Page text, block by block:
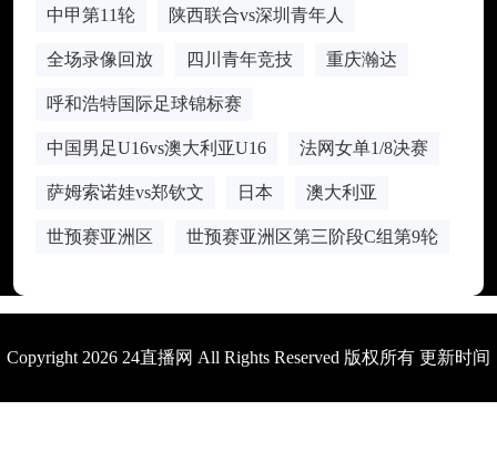
中甲第11轮 陕西联合vs深圳青年人
全场录像回放 四川青年竞技 重庆瀚达
呼和浩特国际足球锦标赛
中国男足U16vs澳大利亚U16 法网女单1/8决赛
萨姆索诺娃vs郑钦文 日本 澳大利亚
世预赛亚洲区 世预赛亚洲区第三阶段C组第9轮
Copyright 2026 24直播网 All Rights Reserved 版权所有 更新时间